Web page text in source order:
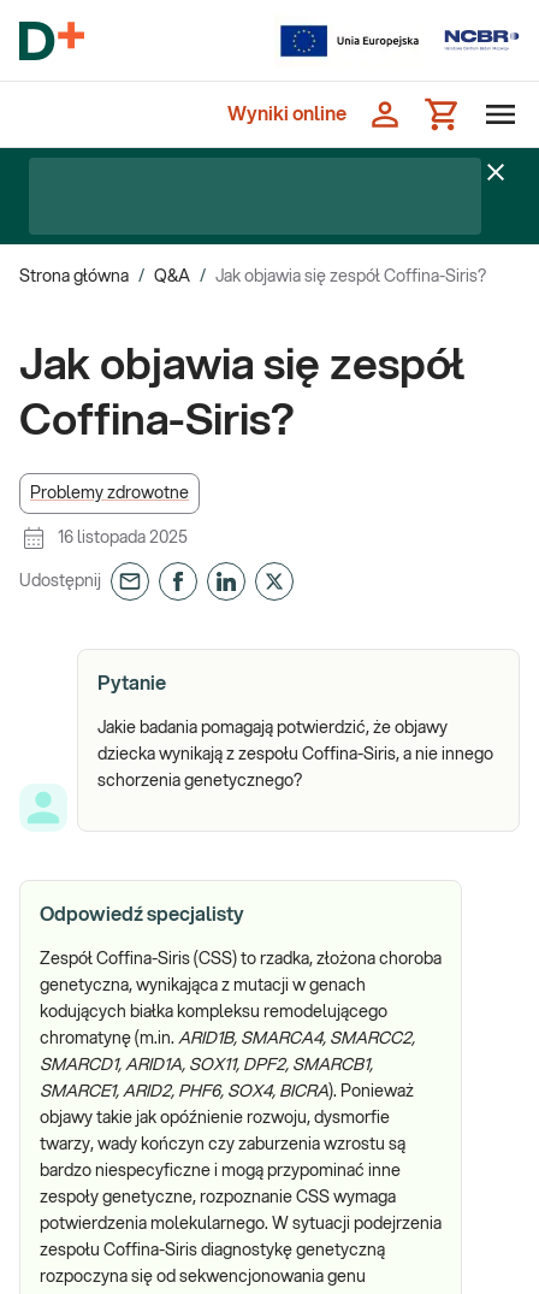
Wyniki online
Strona główna / Q&A / Jak objawia się zespół Coffina-Siris?
Jak objawia się zespół
Coffina-Siris?
Problemy zdrowotne
16 listopada 2025
Udostępnij
Pytanie
Jakie badania pomagają potwierdzić, że objawy
dziecka wynikają z zespołu Coffina-Siris, a nie innego
schorzenia genetycznego?
Odpowiedź specjalisty
Zespół Coffina-Siris (CSS) to rzadka, złożona choroba
genetyczna, wynikająca z mutacji w genach
kodujących białka kompleksu remodelującego
chromatynę (m.in. ARID1B, SMARCA4, SMARCC2,
SMARCD1, ARID1A, SOX11, DPF2, SMARCB1,
SMARCE1, ARID2, PHF6, SOX4, BICRA). Ponieważ
objawy takie jak opóźnienie rozwoju, dysmorfie
twarzy, wady kończyn czy zaburzenia wzrostu są
bardzo niespecyficzne i mogą przypominać inne
zespoły genetyczne, rozpoznanie CSS wymaga
potwierdzenia molekularnego. W sytuacji podejrzenia
zespołu Coffina-Siris diagnostykę genetyczną
rozpoczyna się od sekwencjonowania genu